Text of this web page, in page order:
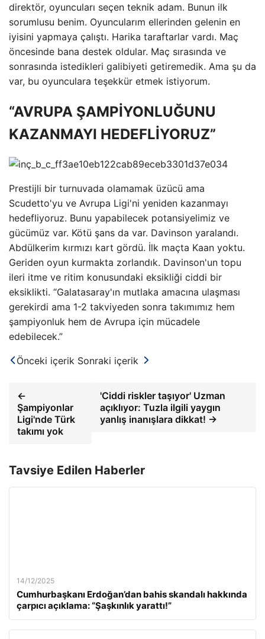
direktör, oyuncuları seçen teknik adam. Bunun ilk
sorumlusu benim. Oyuncularım ellerinden gelenin en
iyisini yapmaya çalıştı. Harika taraftarlar vardı. Maç
öncesinde bana destek oldular. Maç sırasında ve
sonrasında istedikleri galibiyeti getiremedik. Ama şu da
var, bu oyunculara teşekkür etmek istiyorum.
“AVRUPA ŞAMPİYONLUĞUNU
KAZANMAYI HEDEFLİYORUZ”
Prestijli bir turnuvada olamamak üzücü ama
Scudetto'yu ve Avrupa Ligi'ni yeniden kazanmayı
hedefliyoruz. Bunu yapabilecek potansiyelimiz ve
gücümüz var. Kötü şans da var. Davinson yaralandı.
Abdülkerim kırmızı kart gördü. İlk maçta Kaan yoktu.
Geriden oyun kurmakta zorlandık. Davinson'un topu
ileri itme ve ritim konusundaki eksikliği ciddi bir
eksiklikti. “Galatasaray'ın mutlaka amacına ulaşması
gerekirdi ama 1-2 takviyeden sonra takımımız hem
şampiyonluk hem de Avrupa için mücadele
edebilecek.”
Önceki içerik Sonraki içerik
←
Şampiyonlar
Ligi'nde Türk
takımı yok
'Ciddi riskler taşıyor' Uzman
açıklıyor: Tuzla ilgili yaygın
yanlış inanışlara dikkat! →
Tavsiye Edilen Haberler
14/12/2025
Cumhurbaşkanı Erdoğan’dan bahis skandalı hakkında
çarpıcı açıklama: “Şaşkınlık yarattı!”